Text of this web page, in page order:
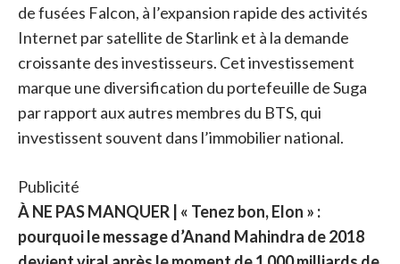
de fusées Falcon, à l’expansion rapide des activités
Internet par satellite de Starlink et à la demande
croissante des investisseurs. Cet investissement
marque une diversification du portefeuille de Suga
par rapport aux autres membres du BTS, qui
investissent souvent dans l’immobilier national.
Publicité
À NE PAS MANQUER | « Tenez bon, Elon » :
pourquoi le message d’Anand Mahindra de 2018